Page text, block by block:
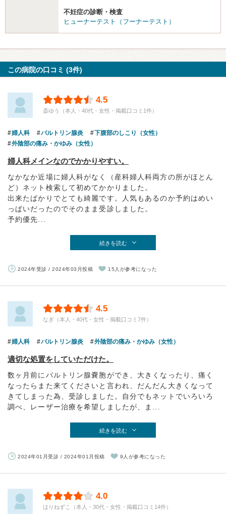
不妊症の診断・検査
ヒューナーテスト（フーナーテスト）
この病院の口コミ (3件)
4.5
斎ゆう（本人・40代・女性・掲載口コミ1件）
婦人科 バルトリン腺炎
下腹部のしこり（女性）
外陰部の痛み・かゆみ（女性）
婦人科メインなのでかかりやすい。
なかなか近場に婦人科がなく（産科婦人科両方の所がほとん
ど）ネット検索して初めてかかりました。
出来たばかりでとても綺麗です。人気もあるのか予約はめい
っぱいだったのでそのまま受診しました。
予約優先...
続きを読む
2024年受診 / 2024年03月投稿 15人が参考になった
4.5
なぎ（本人・40代・女性・掲載口コミ7件）
婦人科 バルトリン腺炎 外陰部の痛み・かゆみ（女性）
適切な処置をしていただけた。
数ヶ月前にバルトリン腺嚢胞ができ、大きくなったり、痛く
なったらまた来てくださいと言われ、だんだん大きくなって
きてしまった為、受診しました。自分でもネットでいろいろ
調べ、レーザー治療を希望しましたが、ま...
続きを読む
2024年01月受診 / 2024年01月投稿 9人が参考になった
4.0
はりねずこ（本人・30代・女性・掲載口コミ14件）